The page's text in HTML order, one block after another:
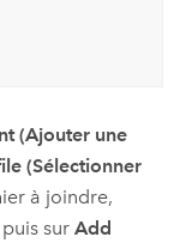
(Ajouter une
(Sélectionner
à joindre,
puis surAdd